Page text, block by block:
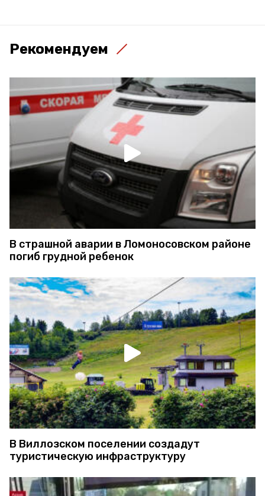
Рекомендуем
В страшной аварии в Ломоносовском районе
погиб грудной ребенок
В Виллозском поселении создадут
туристическую инфраструктуру